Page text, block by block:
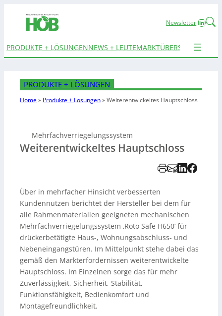
Newsletter
PRODUKTE + LÖSUNGENNEWS + LEUTEMARKTÜBERSICHTEN
PRODUKTE + LÖSUNGEN
Home» Produkte + Lösungen»Weiterentwickeltes Hauptschloss
Mehrfachverriegelungssystem
Weiterentwickeltes Hauptschloss
Über in mehrfacher Hinsicht verbesserten
Kundennutzen berichtet der Hersteller bei dem für
alle Rahmenmaterialien geeigneten mechanischen
Mehrfachverriegelungssystem ‚Roto Safe H650‘ für
drückerbetätigte Haus-, Wohnungsabschluss- und
Nebeneingangstüren. Im Mittelpunkt stehe dabei das
gemäß den Markterfordernissen weiterentwickelte
Hauptschloss. Im Einzelnen sorge das für mehr
Zuverlässigkeit, Sicherheit, Stabilität,
Funktionsfähigkeit, Bedienkomfort und
Montagefreundlichkeit.